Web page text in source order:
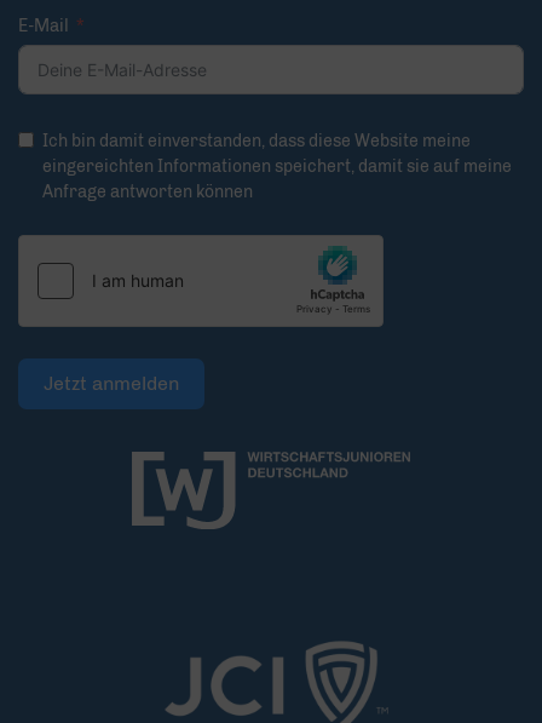
E-Mail
Ich bin damit einverstanden, dass diese Website meine
eingereichten Informationen speichert, damit sie auf meine
Anfrage antworten können
Jetzt anmelden